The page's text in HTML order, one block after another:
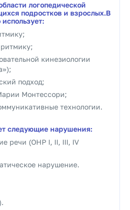
логопедической
подростков и взрослых.В
кинезиологии
подход;
Монтессори;
технологии.
следующие нарушения:
речи (ОНР I, II, III, IV
нарушение.